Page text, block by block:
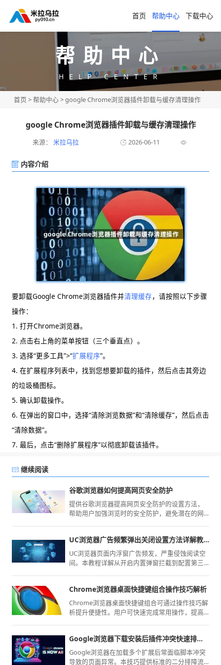
首页 帮助中心 下载中心
帮助中心
HELP CENTER
首页 >帮助中心> google Chrome浏览器插件卸载与缓存清理操作
google Chrome浏览器插件卸载与缓存清理操作
来源： 米拉乌拉 2026-06-11
内容介绍
要卸载Google Chrome浏览器插件并清理缓存，请按照以下步骤
操作：
1. 打开Chrome浏览器。
2. 点击右上角的菜单按钮（三个垂直点）。
3. 选择“更多工具”>“扩展程序”。
4. 在扩展程序列表中，找到您想要卸载的插件，然后点击其旁边
的垃圾桶图标。
5. 确认卸载操作。
6. 在弹出的窗口中，选择“清除浏览数据”和“清除缓存”，然后点击
“清除数据”。
7. 最后，点击“删除扩展程序”以彻底卸载该插件。
继续阅读
谷歌浏览器如何提高网页安全防护
提供谷歌浏览器提高网页安全防护的设置方法，
帮助用户加强浏览时的安全防护，避免潜在的网
UC浏览器广告频繁弹出关闭设置方法详解教程
UC浏览器页面内浮窗广告频发，严重侵蚀阅读空
间。本教程详解从开启内置弹窗拦截到配置第三
Chrome浏览器桌面快捷键组合操作技巧解析
Chrome浏览器桌面快捷键组合可通过操作技巧解
析提升便捷性。用户可快速完成常用操作，提高
Google浏览器下载安装后插件冲突快速排查技巧
Google浏览器在加载多个扩展后常面临脚本冲突
导致的页面异常。本技巧提供标准的二分排障流